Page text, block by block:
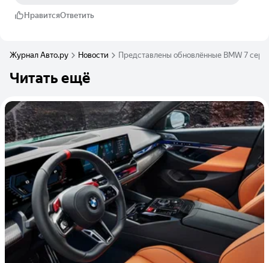
НравитсяОтветить
Журнал Авто.ру Новости Представлены обновлённые BMW 7
Читать ещё